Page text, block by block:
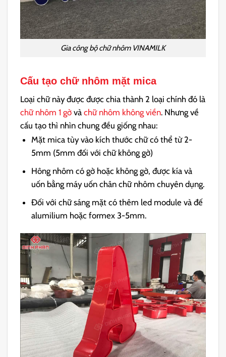
Gia công bộ chữ nhôm VINAMILK
Cấu tạochữ nhôm mặt mica
Loại chữ này được được chia thành 2 loại chính đó là
chữ nhôm 1 gờ vàchữ nhôm không viền. Nhưng về
cấu tạo thì nhìn chung đều giống nhau:
Mặt mica tùy vào kích thước chữ có thể từ 2-
5mm (5mm đối với chữ không gờ)
Hông nhôm có gờ hoặc không gờ, được kía và
uốn bằng máy uốn chân chữ nhôm chuyên dụng.
Đối với chữ sáng mặt có thêm led module và đế
alumilium hoặc formex 3-5mm.